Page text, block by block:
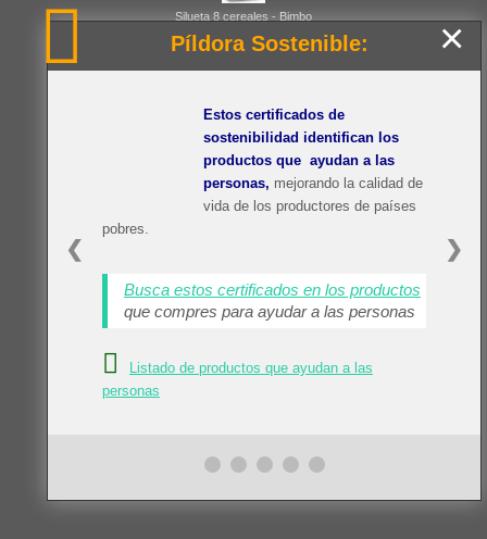
Píldora Sostenible: ×
Estos certificados de
sostenibilidad identifican los
productos que ayudan a las
personas, mejorando la calidad de
vida de los productores de países
pobres.
Busca estos certificados en los productos
que compres para ayudar a las personas
Listado de productos que ayudan a las
personas
❮ ❯
Silueta 8 cereales - Bimbo
Protección de Datos
Política de Cookies
Datos de Contacto
Meta Data
WordPress.org